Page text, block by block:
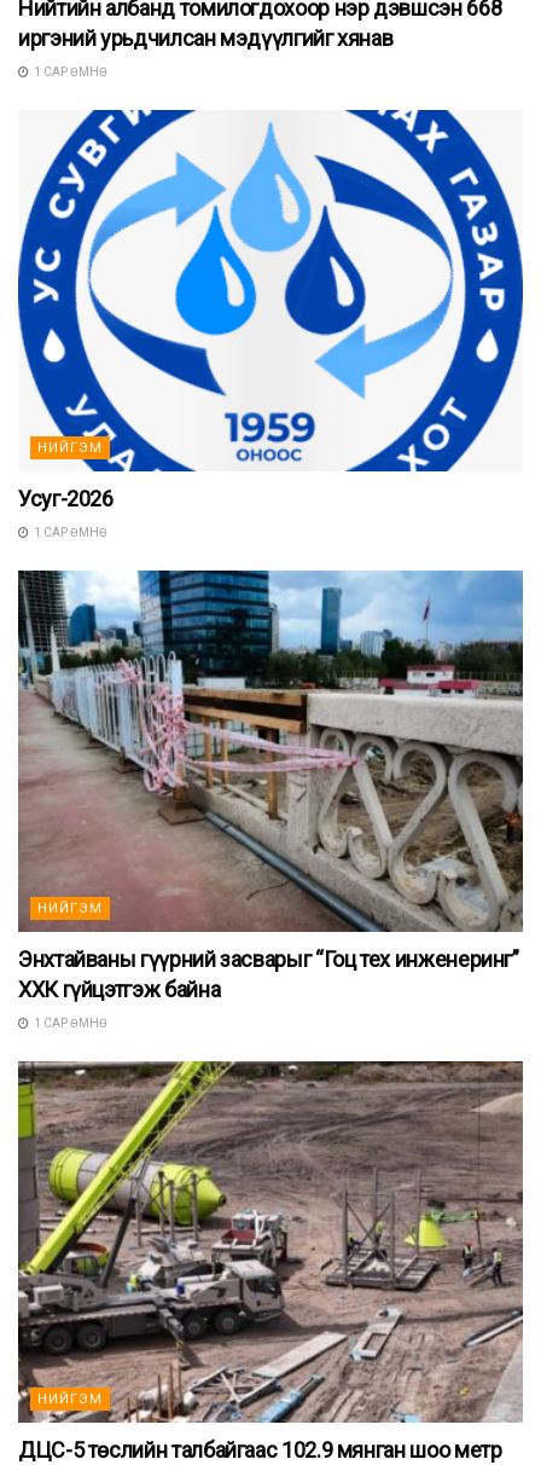
Нийтийн албанд томилогдохоор нэр дэвшсэн 668
иргэний урьдчилсан мэдүүлгийг хянав
1 САР ӨМНӨ
НИЙГЭМ
Усуг-2026
1 САР ӨМНӨ
НИЙГЭМ
Энхтайваны гүүрний засварыг “Гоц тех инженеринг”
ХХК гүйцэтгэж байна
1 САР ӨМНӨ
НИЙГЭМ
ДЦС-5 төслийн талбайгаас 102.9 мянган шоо метр